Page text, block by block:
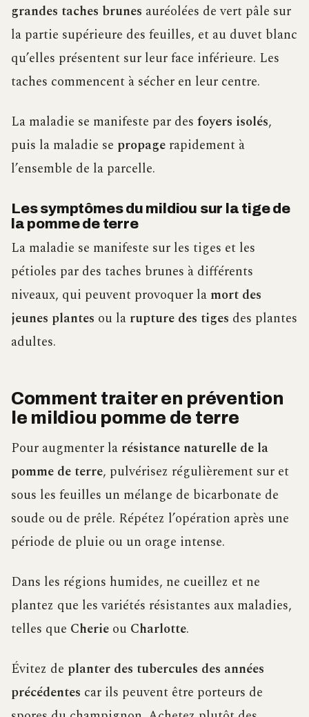
grandes taches brunes auréolées de vert pâle sur
la partie supérieure des feuilles, et au duvet blanc
qu’elles présentent sur leur face inférieure. Les
taches commencent à sécher en leur centre.
La maladie se manifeste par des foyers isolés,
puis la maladie se propage rapidement à
l’ensemble de la parcelle.
Les symptômes du mildiou sur la tige de
la pomme de terre
La maladie se manifeste sur les tiges et les
pétioles par des taches brunes à différents
niveaux, qui peuvent provoquer la mort des
jeunes plantes ou la rupture des tiges des plantes
adultes.
Comment traiter en prévention
le mildiou pomme de terre
Pour augmenter la résistance naturelle de la
pomme de terre, pulvérisez régulièrement sur et
sous les feuilles un mélange de bicarbonate de
soude ou de prêle. Répétez l’opération après une
période de pluie ou un orage intense.
Dans les régions humides, ne cueillez et ne
plantez que les variétés résistantes aux maladies,
telles que Cherie ou Charlotte.
Évitez de planter des tubercules des années
précédentes car ils peuvent être porteurs de